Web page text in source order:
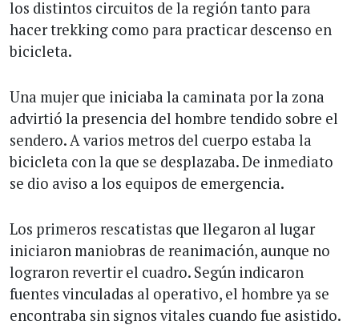
los distintos circuitos de la región tanto para
hacer trekking como para practicar descenso en
bicicleta.
Una mujer que iniciaba la caminata por la zona
advirtió la presencia del hombre tendido sobre el
sendero. A varios metros del cuerpo estaba la
bicicleta con la que se desplazaba. De inmediato
se dio aviso a los equipos de emergencia.
Los primeros rescatistas que llegaron al lugar
iniciaron maniobras de reanimación, aunque no
lograron revertir el cuadro. Según indicaron
fuentes vinculadas al operativo, el hombre ya se
encontraba sin signos vitales cuando fue asistido.